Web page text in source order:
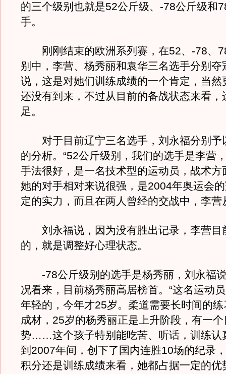
的三个级别也就是52公斤级、-78公斤级和
手。
刚刚结束的欧洲系列赛，在52、-78、
别中，李营、杨秀丽和袁华三名选手分别夺
说，这是对她们训练成绩的一个肯定，当然
还没有到来，不过从目前的备战状态来看，
足。
对于目前辽宁三名选手，刘永福分别予
的分析。“52公斤级别，我们的选手是李营
手法很好，是一名技术型的运动员，战术方
她的对手相对来说很强，是2004年奥运会
定的实力，而且在两人曾经的交战中，李营
刘永福说，因为没有胜出记录，李营目
的，就是调整好心理状态。
-78公斤级别的选手是杨秀丽，刘永福
况看来，目前杨秀丽高居榜首。“这名运动
年轻的，今年才25岁。柔道需要长时间的
成材，25岁的杨秀丽正是上升阶段，有一
势……这个孩子特别能吃苦、听话，训练认
到2007年间，创下了国内连胜10场的纪录
积分还是训练成绩来看，她都占据一定的优